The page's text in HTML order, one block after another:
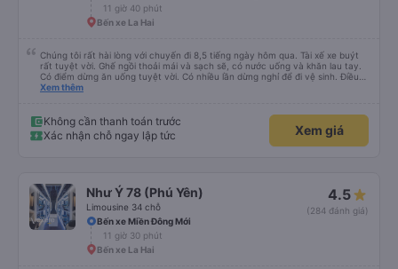
11 giờ 40 phút
Bến xe La Hai
Chúng tôi rất hài lòng với chuyến đi 8,5 tiếng ngày hôm qua. Tài xế xe buýt
rất tuyệt vời. Ghế ngồi thoải mái và sạch sẽ, có nước uống và khăn lau tay.
Có điểm dừng ăn uống tuyệt vời. Có nhiều lần dừng nghỉ để đi vệ sinh. Điều
duy nhất tôi muốn đề xuất để cải thiện là cho phép thanh toán bằng thẻ
Xem thêm
Không cần thanh toán trước
Xác nhận chỗ ngay lập tức
Xem giá
Như Ý 78 (Phú Yên)
Limousine 34 chỗ
4.5
(284 đánh giá)
Bến xe Miền Đông Mới
11 giờ 30 phút
Bến xe La Hai